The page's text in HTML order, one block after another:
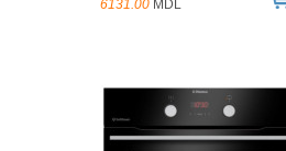
6131.00 MDL